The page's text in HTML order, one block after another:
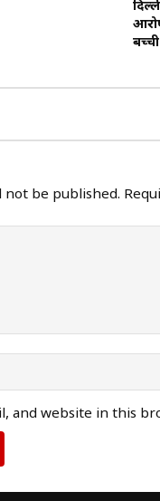
not be published.
and website in this